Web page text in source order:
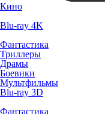
Кино
Blu-ray 4K
Фантастика
Триллеры
Драмы
Боевики
Мультфильмы
Blu-ray 3D
Фантастика